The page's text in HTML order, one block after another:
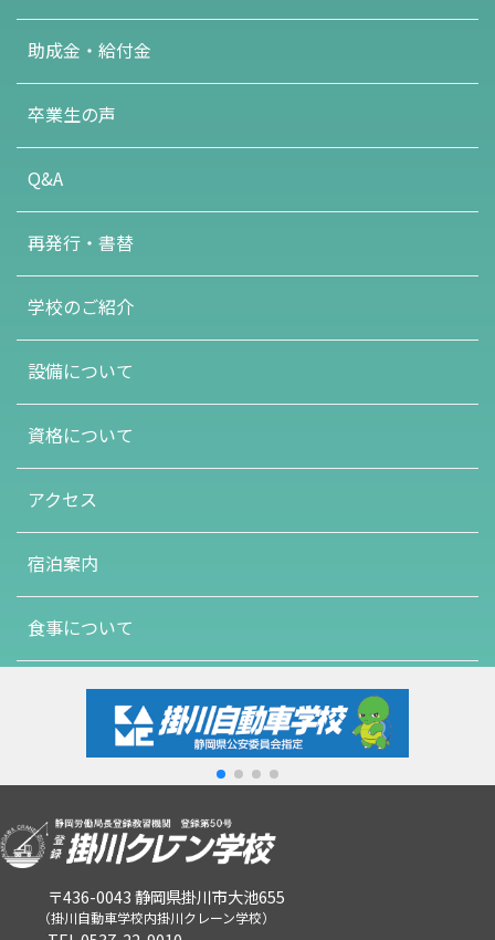
助成金・給付金
卒業生の声
Q&A
再発行・書替
学校のご紹介
設備について
資格について
アクセス
宿泊案内
食事について
〒436-0043 静岡県掛川市大池655
（掛川自動車学校内掛川クレーン学校）